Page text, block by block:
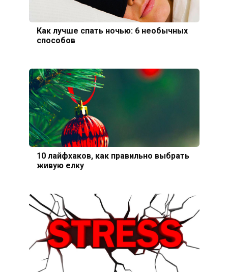
Как лучше спать ночью: 6 необычных
способов
10 лайфхаков, как правильно выбрать
живую елку